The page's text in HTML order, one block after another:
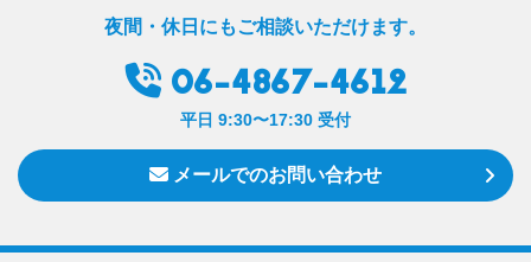
夜間・休日にもご相談いただけます。
06-4867-4612
平日 9:30〜17:30 受付
メールでのお問い合わせ